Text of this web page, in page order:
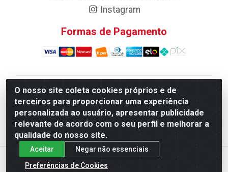
O nosso site coleta cookies próprios e de
terceiros para proporcionar uma experiência
personalizada ao usuário, apresentar publicidade
relevante de acordo com o seu perfil e melhorar a
qualidade do nosso site.
Aceitar
Negar não essenciais
Preferências de Cookies
Instagram
Formas de Pagamento
Atacadao da Limpeza F. Pereira Queiroz Comercio e
Distribuicao LTDA - Quadra Qi 10 Lotes 39 e, 41 - Setor
Industrial (Taguatinga), Brasília/DF - CEP 72.135-100 -
CNPJ 13.184.675/0001-80